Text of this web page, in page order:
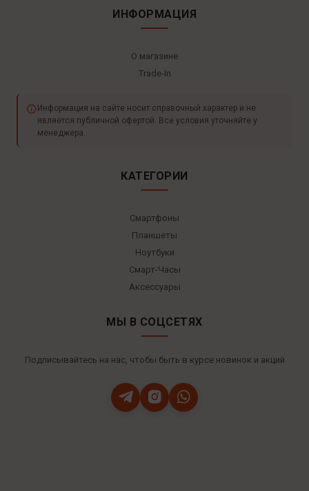
ИНФОРМАЦИЯ
О магазине
Trade-In
Информация на сайте носит справочный характер и не
является публичной офертой. Все условия уточняйте у
менеджера.
КАТЕГОРИИ
Смартфоны
Планшеты
Ноутбуки
Смарт-Часы
Аксессуары
МЫ В СОЦСЕТЯХ
Подписывайтесь на нас, чтобы быть в курсе новинок и акций